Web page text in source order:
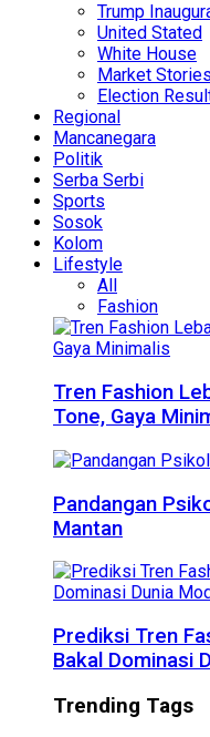
Trump
United Stated
White House
Market Stories
Election
Regional
Mancanegara
Politik
Serba Serbi
Sports
Sosok
Kolom
Lifestyle
All
Fashion
Tren Fashion
Tone, Gaya
Pandangan
Mantan
Prediksi Tren
Bakal Dominasi
Trending Tags